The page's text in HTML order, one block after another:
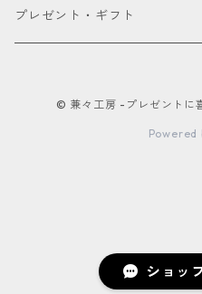
ショッ
パターカバー
ネームタグ
カートバッグ
グリーンマーカー
ブラック
種類で探す
プレゼント・ギフト
© 兼々工房 -プレゼントに